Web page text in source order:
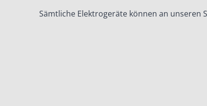
Sämtliche Elektrogeräte können an unseren